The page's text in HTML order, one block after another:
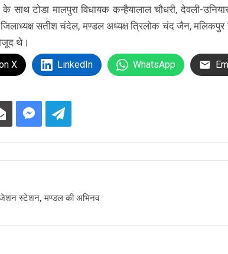
साथ टोडा मालपुरा विधायक कन्हैयालाल चौधरी, देवली-
सतीश चंदेल, मण्डल अध्यक्ष त्रिलोक चंद जैन, मलिकपुर
थे।
X LinkedIn WhatsApp
स्टेशन, मण्डल की अभिनव